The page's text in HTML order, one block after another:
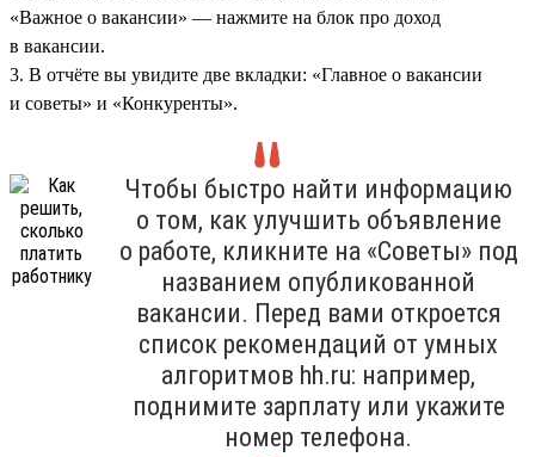
«Важное о вакансии» — нажмите на блок про доход
в вакансии.
3. В отчёте вы увидите две вкладки: «Главное о вакансии
и советы» и «Конкуренты».
Чтобы быстро найти информацию
о том, как улучшить объявление
о работе, кликните на «Советы» под
названием опубликованной
вакансии. Перед вами откроется
список рекомендаций от умных
алгоритмов hh.ru: например,
поднимите зарплату или укажите
номер телефона.